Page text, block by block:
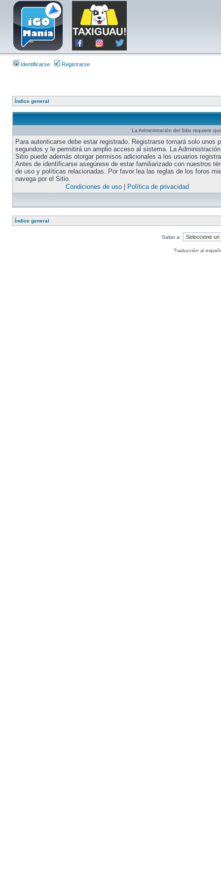
Identificarse Registrarse
Índice general
La Administración del Sitio requiere
Para autenticarse debe estar registrado. Registrarse tomará solo unos
segundos y le permitirá un amplio acceso al sistema. La
Sitio puede además otorgar permisos adicionales a los usuarios
Antes de identificarse asegúrese de estar familiarizado con nuestros
de uso y políticas relacionadas. Por favor lea las reglas de los foros
navega por el Sitio.
Condiciones de uso| Política de privacidad
Índice general
Saltar a:
Traducción al